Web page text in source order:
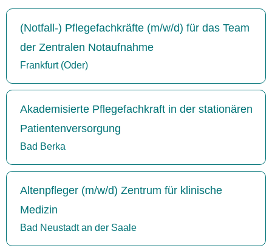
(Notfall-) Pflegefachkräfte (m/w/d) für das Team
der Zentralen Notaufnahme
Frankfurt (Oder)
Akademisierte Pflegefachkraft in der stationären
Patientenversorgung
Bad Berka
Altenpfleger (m/w/d) Zentrum für klinische
Medizin
Bad Neustadt an der Saale